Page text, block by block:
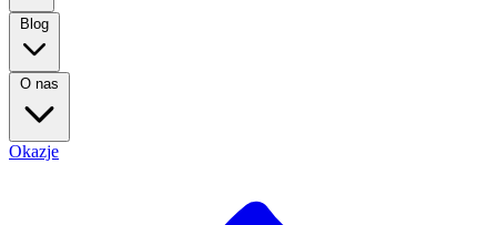
Blog
O nas
Okazje